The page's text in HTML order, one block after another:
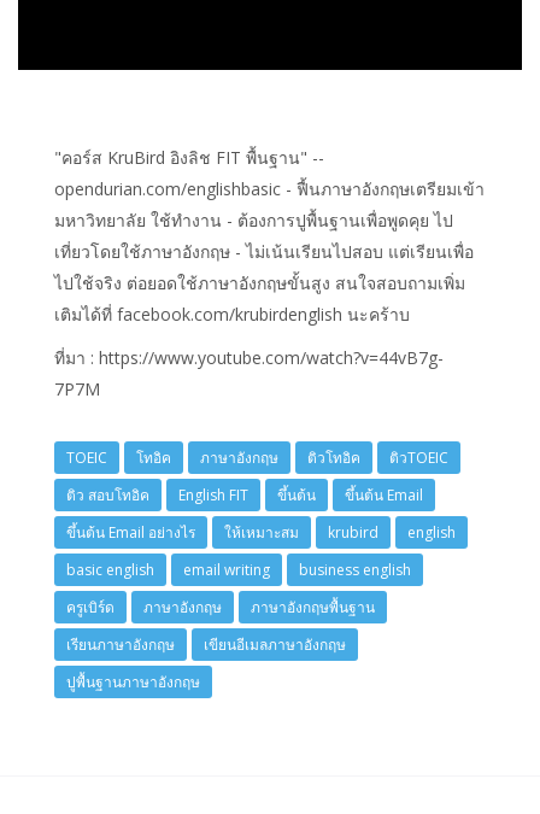
"คอร์ส KruBird อิงลิช FIT พื้นฐาน" --
opendurian.com/englishbasic - ฟื้นภาษาอังกฤษเตรียมเข้า
มหาวิทยาลัย ใช้ทำงาน - ต้องการปูพื้นฐานเพื่อพูดคุย ไป
เที่ยวโดยใช้ภาษาอังกฤษ - ไม่เน้นเรียนไปสอบ แต่เรียนเพื่อ
ไปใช้จริง ต่อยอดใช้ภาษาอังกฤษขั้นสูง สนใจสอบถามเพิ่ม
เติมได้ที่ facebook.com/krubirdenglish นะคร้าบ
ที่มา : https://www.youtube.com/watch?v=44vB7g-
7P7M
TOEIC โทอิค ภาษาอังกฤษ ติวโทอิค
ติวTOEIC
ติว สอบโทอิค
English FIT ขึ้นต้น
ขึ้นต้น Email
ขึ้นต้น Email อย่างไร
ให้เหมาะสม krubird
english
basic english
email writing
business english
ครูเบิร์ด
ภาษาอังกฤษ
ภาษาอังกฤษพื้นฐาน
เรียนภาษาอังกฤษ
เขียนอีเมลภาษาอังกฤษ
ปูพื้นฐานภาษาอังกฤษ